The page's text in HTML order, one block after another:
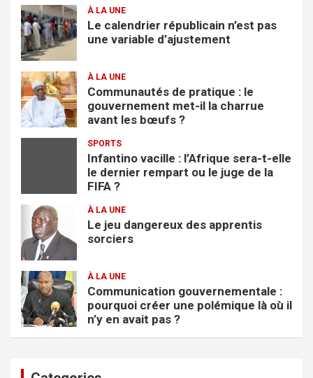
h
e
r
À LA UNE
Le calendrier républicain n’est pas
une variable d’ajustement
À LA UNE
Communautés de pratique : le
gouvernement met-il la charrue
avant les bœufs ?
SPORTS
Infantino vacille : l’Afrique sera-t-elle
le dernier rempart ou le juge de la
FIFA ?
À LA UNE
Le jeu dangereux des apprentis
sorciers
À LA UNE
Communication gouvernementale :
pourquoi créer une polémique là où il
n’y en avait pas ?